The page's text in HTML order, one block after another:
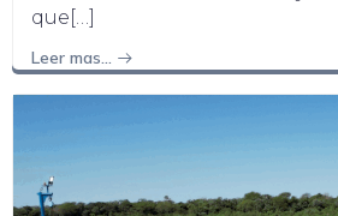
que[…]
Leer mas…